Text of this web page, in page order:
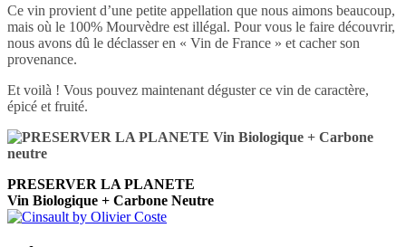
Ce vin provient d’une petite appellation que nous aimons beaucoup,
mais où le 100% Mourvèdre est illégal. Pour vous le faire découvrir,
nous avons dû le déclasser en « Vin de France » et cacher son
provenance.
Et voilà ! Vous pouvez maintenant déguster ce vin de caractère,
épicé et fruité.
PRESERVER LA PLANETE
Vin Biologique + Carbone Neutre